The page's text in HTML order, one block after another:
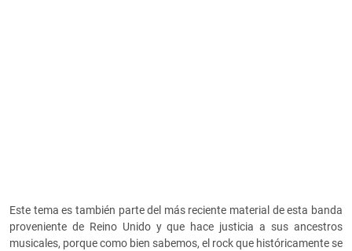
Este tema es también parte del más reciente material de esta banda
proveniente de Reino Unido y que hace justicia a sus ancestros
musicales, porque como bien sabemos, el rock que históricamente se